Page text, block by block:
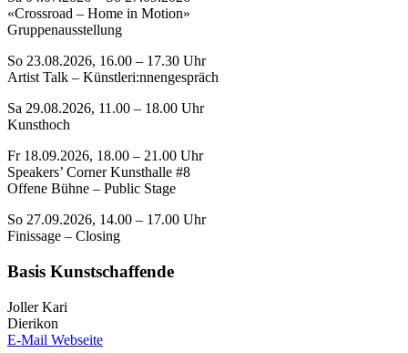
«Crossroad – Home in Motion»
Gruppenausstellung
So 23.08.2026, 16.00 – 17.30 Uhr
Artist Talk – Künstleri:nnengespräch
Sa 29.08.2026, 11.00 – 18.00 Uhr
Kunsthoch
Fr 18.09.2026, 18.00 – 21.00 Uhr
Speakers’ Corner Kunsthalle #8
Offene Bühne – Public Stage
So 27.09.2026, 14.00 – 17.00 Uhr
Finissage – Closing
Basis Kunstschaffende
Joller Kari
Dierikon
E-Mail Webseite